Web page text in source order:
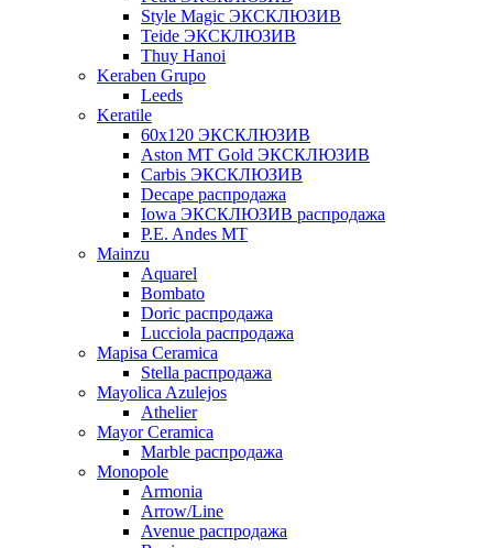
Style Magic ЭКСКЛЮЗИВ
Teide ЭКСКЛЮЗИВ
Thuy Hanoi
Keraben Grupo
Leeds
Keratile
60х120 ЭКСКЛЮЗИВ
Aston MT Gold ЭКСКЛЮЗИВ
Carbis ЭКСКЛЮЗИВ
Decape распродажа
Iowa ЭКСКЛЮЗИВ распродажа
P.E. Andes MT
Mainzu
Aquarel
Bombato
Doric распродажа
Lucciola распродажа
Mapisa Ceramica
Stella распродажа
Mayolica Azulejos
Athelier
Mayor Ceramica
Marble распродажа
Monopole
Armonia
Arrow/Line
Avenue распродажа